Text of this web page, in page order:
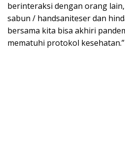
berinteraksi dengan orang
sabun / handsaniteser dan
bersama kita bisa akhiri
mematuhi protokol